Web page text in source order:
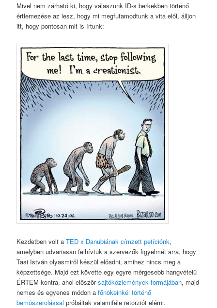
Mivel nem zárható ki, hogy válaszunk ID-s berkekben történő
értlemezése az lesz, hogy mi megfutamodtunk a vita elől, álljon
itt, hogy pontosan mit is írtunk:
Kezdetben volt aTED x Danubiának címzett petíciónk,
amelyben udvariasan felhívtuk a szervezők figyelmét arra, hogy
Tasi István olyasmiről készül előadni, amihez nincs meg a
képzettsége. Majd ezt követte egy egyre mérgesebb hangvételű
ÉRTEM-kontra, ahol előszörsajtóközlemények formájában, majd
nemes és egyenes módon afőnökeinkél történő
bemószerolással próbáltak valamiféle retorziót elérni.